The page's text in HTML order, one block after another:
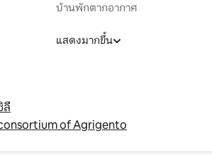
บ้านพักตากอากาศ
แสดงมากขึ้น
ลี
of Agrigento